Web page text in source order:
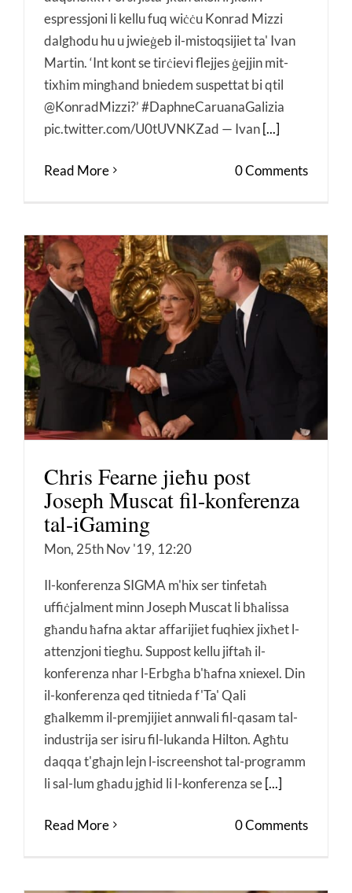
espressjoni li kellu fuq wiċċu Konrad Mizzi
dalgħodu hu u jwieġeb il-mistoqsijiet ta' Ivan
Martin. ‘Int kont se tirċievi flejjes ġejjin mit-
tixħim mingħand bniedem suspettat bi qtil
@KonradMizzi?’ #DaphneCaruanaGalizia
pic.twitter.com/U0tUVNKZad — Ivan[...]
Read More 0 Comments
Chris Fearne jieħu post
Joseph Muscat fil-konferenza
tal-iGaming
Mon, 25th Nov '19, 12:20
Il-konferenza SIGMA m'hix ser tinfetaħ
uffiċjalment minn Joseph Muscat li bħalissa
għandu ħafna aktar affarijiet fuqhiex jixħet l-
attenzjoni tiegħu. Suppost kellu jiftaħ il-
konferenza nhar l-Erbgħa b'ħafna xniexel. Din
il-konferenza qed titnieda f'Ta' Qali
għalkemm il-premjijiet annwali fil-qasam tal-
industrija ser isiru fil-lukanda Hilton. Agħtu
daqqa t'għajn lejn l-iscreenshot tal-programm
li sal-lum għadu jgħid li l-konferenza se [...]
Read More 0 Comments